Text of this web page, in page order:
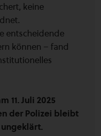
keine
entscheidende
können – fand
11. Juli 2025
der Polizei bleibt